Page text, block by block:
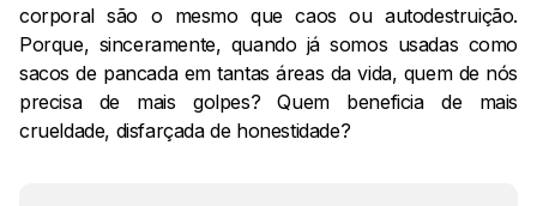
corporal são o mesmo que caos ou autodestruição.
Porque, sinceramente, quando já somos usadas como
sacos de pancada em tantas áreas da vida, quem de nós
precisa de mais golpes? Quem beneficia de mais
crueldade, disfarçada de honestidade?